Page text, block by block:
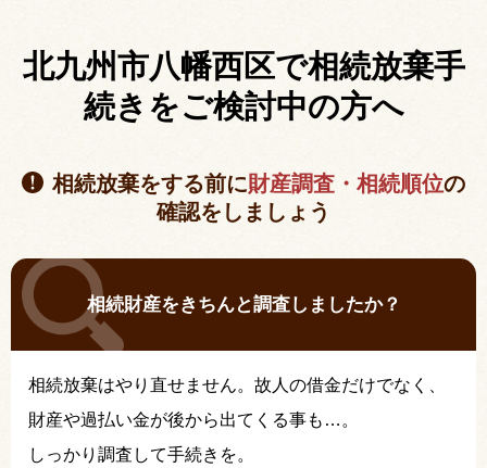
北九州市八幡西区で相続放棄手
続きをご検討中の方へ
相続放棄をする前に財産調査・相続順位の
確認をしましょう
相続財産をきちんと調査しましたか？
相続放棄はやり直せません。故人の借金だけでなく、
財産や過払い金が後から出てくる事も…。
しっかり調査して手続きを。